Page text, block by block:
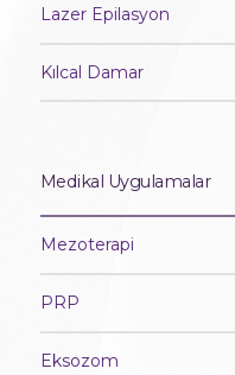
Lazer Epilasyon
Kılcal Damar
Medikal Uygulamalar
Mezoterapi
PRP
Eksozom